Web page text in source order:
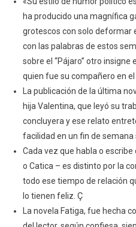
ha producido una magnífica
grotescos con solo deformar
con las palabras de estos
sobre el “Pájaro” otro
quien fue su compañero en el
La publicación de la última
hija Valentina, que leyó su
concluyera y ese relato
facilidad en un fin de semana
Cada vez que habla o
o Catica – es distinto por la
todo ese tiempo de relación
lo tienen feliz. Ç
La novela Fatiga, fue hecha